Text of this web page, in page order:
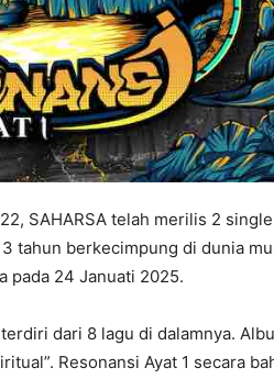
SAHARSA telah merilis 2
3 tahun berkecimpung di dunia
pada 24 Januati 2025.
dari 8 lagu di dalamnya.
Resonansi Ayat 1 secara